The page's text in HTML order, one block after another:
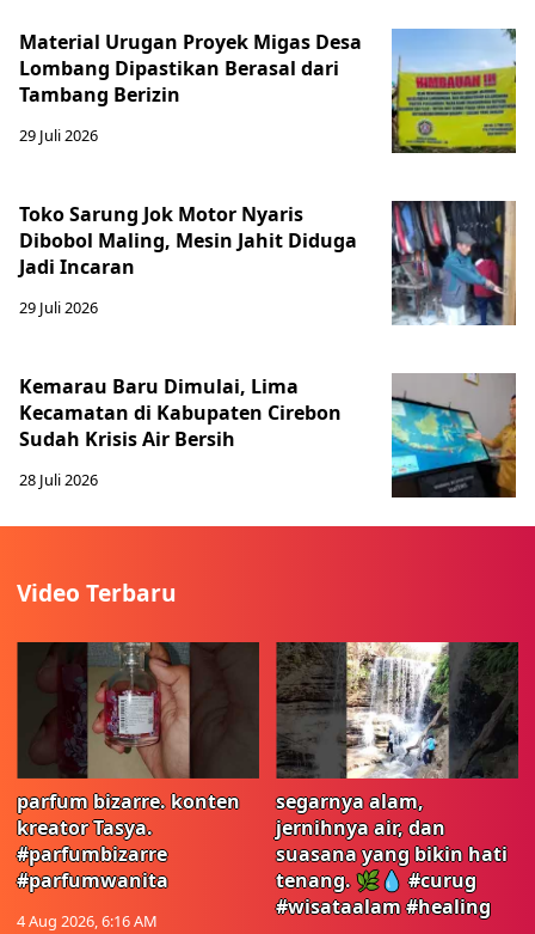
Material Urugan Proyek Migas Desa
Lombang Dipastikan Berasal dari
Tambang Berizin
29 Juli 2026
Toko Sarung Jok Motor Nyaris
Dibobol Maling, Mesin Jahit Diduga
Jadi Incaran
29 Juli 2026
Kemarau Baru Dimulai, Lima
Kecamatan di Kabupaten Cirebon
Sudah Krisis Air Bersih
28 Juli 2026
Video Terbaru
parfum bizarre. konten
kreator Tasya.
#parfumbizarre
#parfumwanita
4 Aug 2026, 6:16 AM
segarnya alam,
jernihnya air, dan
suasana yang bikin hati
tenang. 🌿💧 #curug
#wisataalam #healing